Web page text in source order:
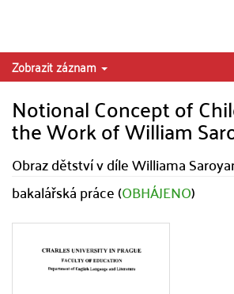
Zobrazit záznam
Notional Concept of
the Work of William
Obraz dětství v díle Williama
bakalářská práce (OBHÁJENO)